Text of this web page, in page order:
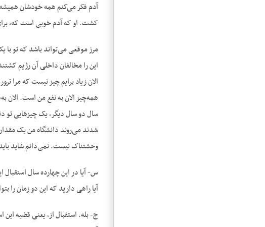
آدم فکر می‌کنم همه خودشان
کشت. او که آدم خوبی است که،
مرز موقعی می‌تواند باشد که تو
این را مخالفان داخلی آن رژیم
الان زیاد برایم چیز نیست که مرا
همه‌چیز الان به نفع من است. الان
سال دو سال دیگر، یک چیزهایی تو
شدند می‌روند دانشگاه من یک
وحشتناک نیست. نمی‌دانم شاید
س- آیا در این چهارده سال
آیا راهی دارید که این دو زمان را
ج- بله. استقبال از، یعنی قضیه